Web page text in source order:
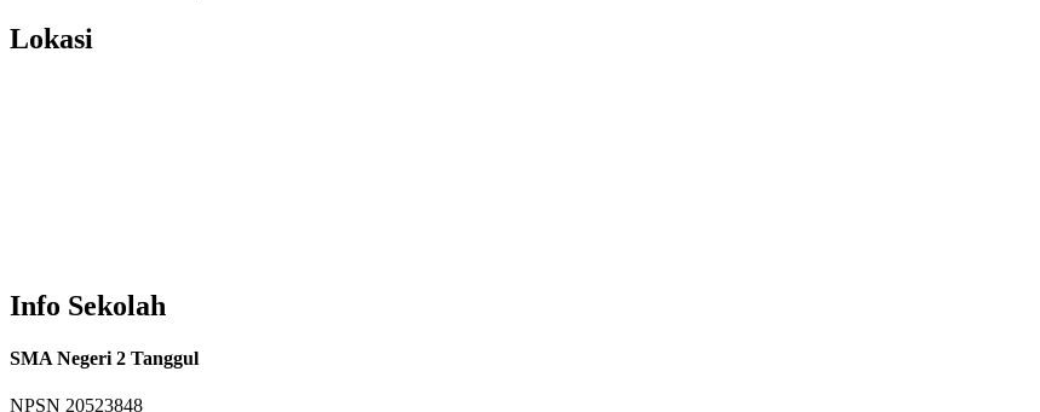
Lokasi
Info Sekolah
SMA Negeri 2 Tanggul
NPSN 20523848